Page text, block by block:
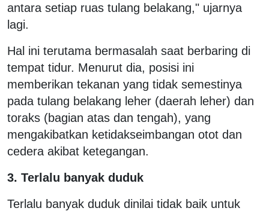
antara setiap ruas tulang belakang," ujarnya
lagi.
Hal ini terutama bermasalah saat berbaring di
tempat tidur. Menurut dia, posisi ini
memberikan tekanan yang tidak semestinya
pada tulang belakang leher (daerah leher) dan
toraks (bagian atas dan tengah), yang
mengakibatkan ketidakseimbangan otot dan
cedera akibat ketegangan.
3. Terlalu banyak duduk
Terlalu banyak duduk dinilai tidak baik untuk